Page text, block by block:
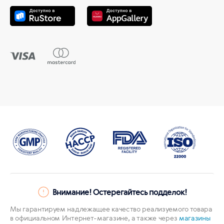
Внимание! Остерегайтесь подделок!
Мы гарантируем надлежащее качество реализуемого товара
в официальном Интернет-магазине, а также через магазины